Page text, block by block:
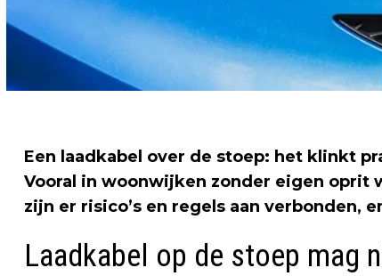
Een laadkabel over de stoep: het klinkt
Vooral in woonwijken zonder eigen oprit
zijn er risico’s en regels aan verbonden,
Laadkabel op de stoep mag